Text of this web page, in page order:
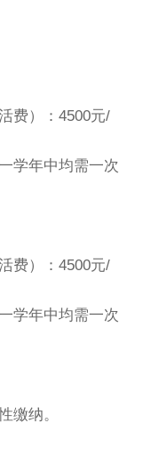
费）：4500元/
学年中均需一次
费）：4500元/
学年中均需一次
缴纳。